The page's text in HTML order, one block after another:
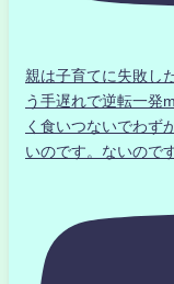
親は子育てに失敗し
う手遅れで逆転一発
く食いつないでわず
いのです。ないのです